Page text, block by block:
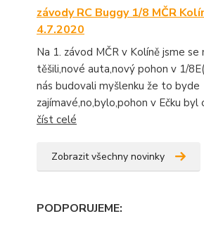
závody RC Buggy 1/8 MČR
4.7.2020
Na 1. závod MČR v Kolíně jsme se
těšili,nové auta,nový pohon v 1/
nás budovali myšlenku že to byde
zajímavé,no,bylo,pohon v Ečku byl
číst celé
Zobrazit všechny novinky
PODPORUJEME: